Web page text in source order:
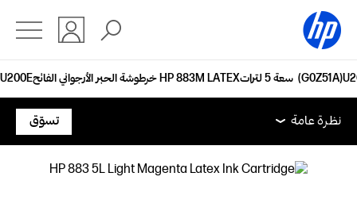
خرطوشة الحبر الأرجواني الفاتح HP 883M‏ LATEX‏ سعة 5‏ لترات (G0Z51A)
نظرة عامة
الدعم
نظرة عامة
نظرة عامة
تسوّق